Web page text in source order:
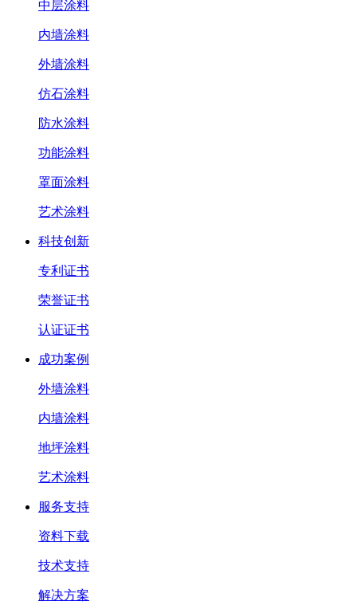
中层涂料
内墙涂料
外墙涂料
仿石涂料
防水涂料
功能涂料
罩面涂料
艺术涂料
科技创新
专利证书
荣誉证书
认证证书
成功案例
外墙涂料
内墙涂料
地坪涂料
艺术涂料
服务支持
资料下载
技术支持
解决方案